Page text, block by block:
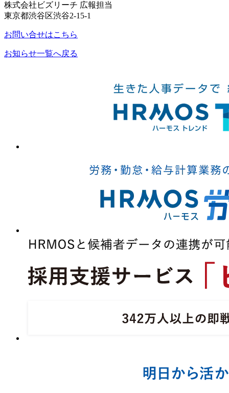
株式会社ビズリーチ 広報担当
東京都渋谷区渋谷2-15-1
お問い合せはこちら
お知らせ一覧へ戻る